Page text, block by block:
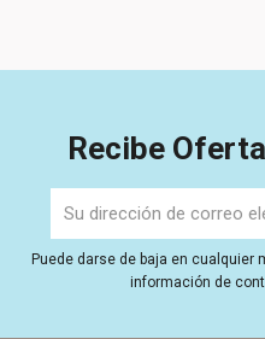
Recibe
Puede darse de baja en cualquier
información de